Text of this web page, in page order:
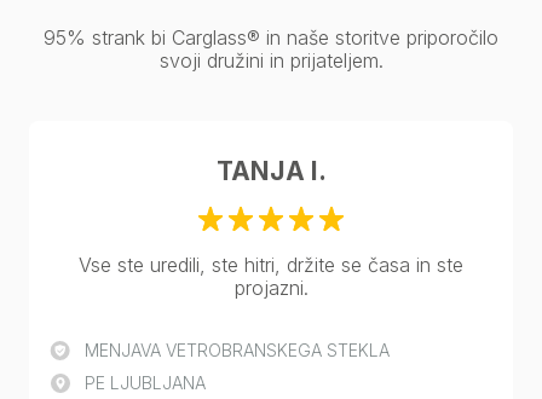
95% strank bi Carglass® in naše storitve priporočilo
svoji družini in prijateljem.
TANJA I.
Vse ste uredili, ste hitri, držite se časa in ste
projazni.
MENJAVA VETROBRANSKEGA STEKLA
PE LJUBLJANA